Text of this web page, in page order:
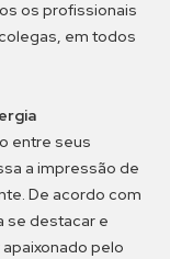
os profissionais
em todos
entre seus
a impressão de
De acordo com
se destacar e
pelo